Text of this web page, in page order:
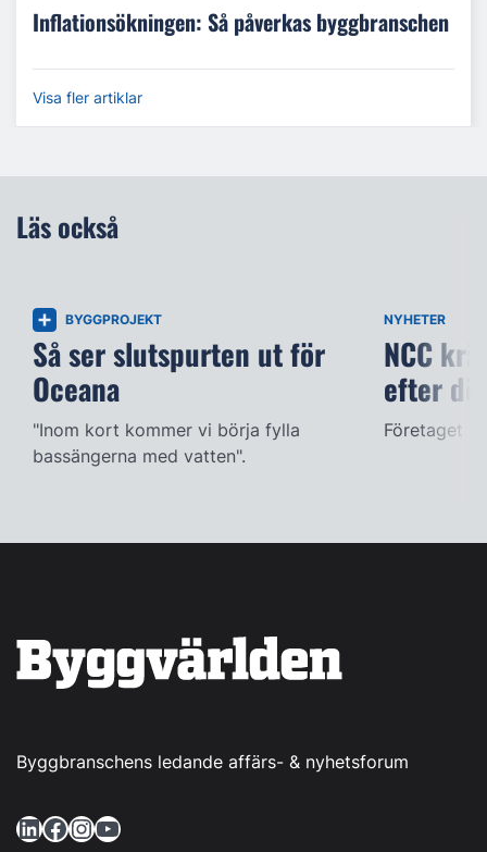
Inflationsökningen: Så påverkas byggbranschen
Visa fler artiklar
Läs också
BYGGPROJEKT
Så ser slutspurten ut för
Oceana
"Inom kort kommer vi börja fylla
bassängerna med vatten".
NYHETER
NCC
efter
Företaget
Byggbranschens ledande affärs- & nyhetsforum
LinkedIn Facebook InstagramYouTube